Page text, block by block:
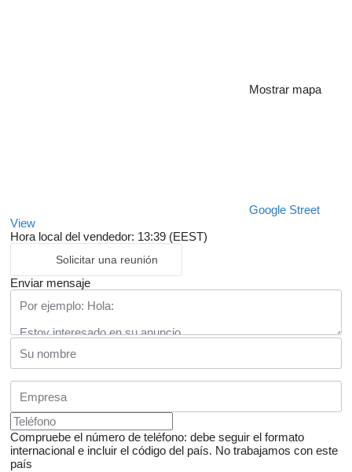
Mostrar mapa
Google Street
View
Hora local del vendedor: 13:39 (EEST)
Solicitar una reunión
Enviar mensaje
Compruebe el número de teléfono: debe seguir el formato
internacional e incluir el código del país. No trabajamos con este
país